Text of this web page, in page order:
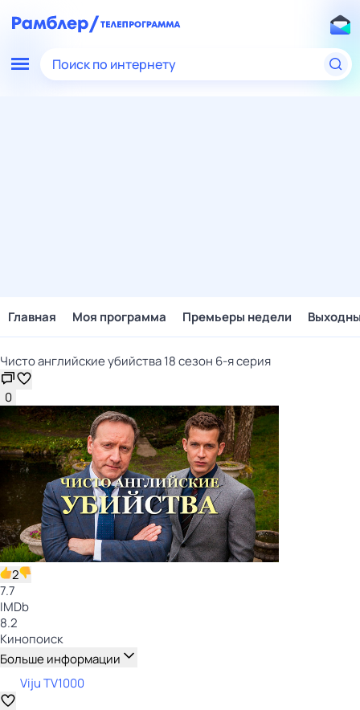
Поиск по интернету
Главная Моя программа Премьеры недели
Чисто английские убийства 18 сезон 6-я серия
0
2
7.7
IMDb
8.2
Кинопоиск
Больше информации
Viju TV1000